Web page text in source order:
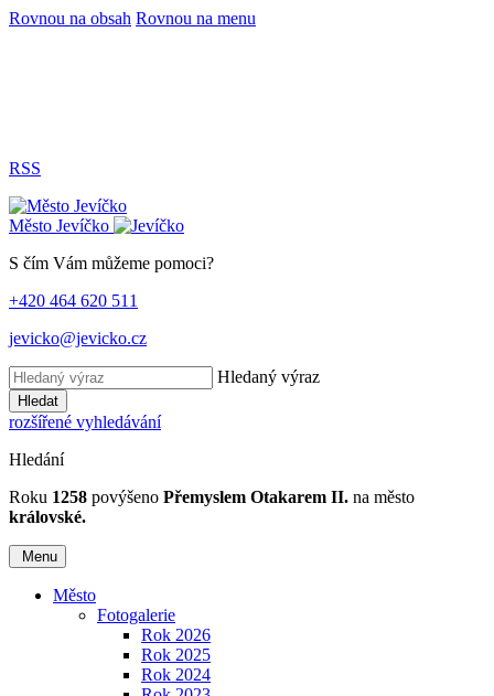
Rovnou na obsah Rovnou na menu
RSS
Město Jevíčko
S čím Vám můžeme pomoci?
+420 464 620 511
jevicko@jevicko.cz
Hledaný výraz
Hledat
rozšířené vyhledávání
Hledání
Roku 1258 povýšeno Přemyslem Otakarem II. na město
královské.
Menu
Město
Fotogalerie
Rok 2026
Rok 2025
Rok 2024